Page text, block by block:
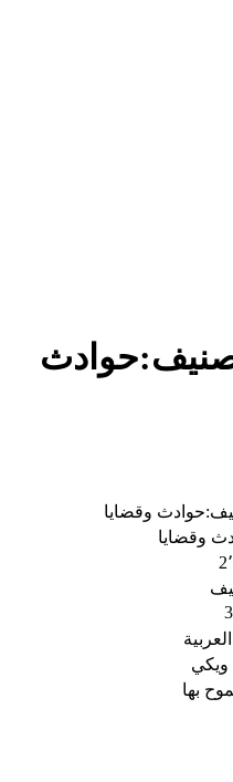
وقضايا
وقضايا
بها